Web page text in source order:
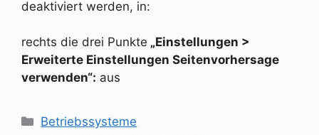
deaktiviert werden, in:
rechts die drei Punkte „Einstellungen >
Erweiterte Einstellungen Seitenvorhersage
verwenden“: aus
Kategorien
Betriebssysteme